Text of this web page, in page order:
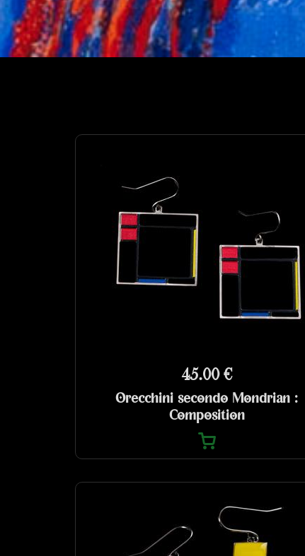
45.00 €
Orecchini secondo Mondrian :
Composition